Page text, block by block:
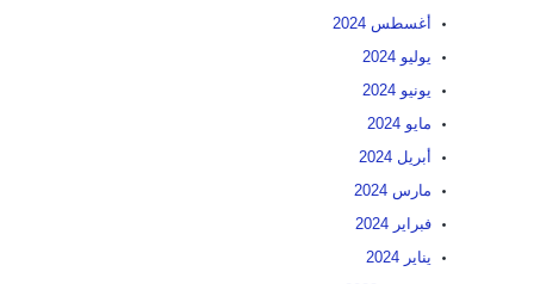
أغسطس 2024
يوليو 2024
يونيو 2024
مايو 2024
أبريل 2024
مارس 2024
فبراير 2024
يناير 2024